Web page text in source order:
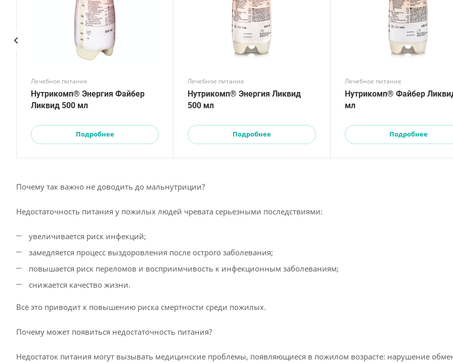
Лечебное питание
Нутрикомп® Энергия Файбер
Ликвид 500 мл
Подробнее
Лечебное питание
Нутрикомп® Энергия Ликвид
500 мл
Подробнее
Лечебное питание
Нутрикомп® Файбер
мл
Подробнее
Почему так важно не доводить до мальнутриции?
Недостаточность питания у пожилых людей чревата серьезными последствиями:
увеличивается риск инфекций;
замедляется процесс выздоровления после острого заболевания;
повышается риск переломов и восприимчивость к инфекционным заболеваниям;
снижается качество жизни.
Всё это приводит к повышению риска смертности среди пожилых.
Почему может появиться недостаточность питания?
Недостаток питания могут вызывать медицинские проблемы, появляющиеся в пожилом возрасте: нарушение